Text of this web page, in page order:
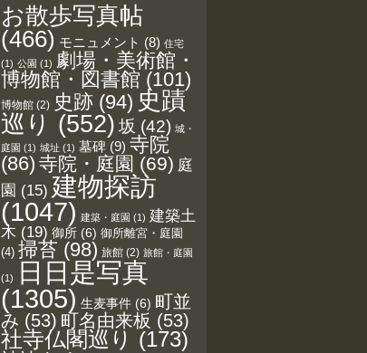
お散歩写真帖
(466) モニュメント (8) 住宅
(1) 公園 (1) 劇場・美術館・
博物館・図書館 (101)
博物館(2) 史跡(94) 史蹟
巡り (552) 坂 (42) 城・
庭園 (1) 城址(1) 墓碑(9) 寺院
(86) 寺院・庭園 (69) 庭
園 (15) 建物探訪
(1047) 建築・庭園 (1) 建築土
木 (19) 御所(6) 御所離宮・庭園
(4) 掃苔 (98) 旅館(2) 旅館・庭園
(1)
日日是写真
(1305) 生麦事件(6) 町並
み (53) 町名由来板 (53)
社寺仏閣巡り (173)